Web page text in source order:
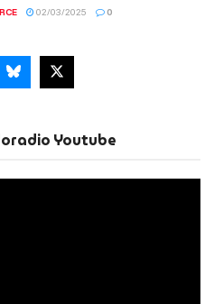
02/03/2025 0
Youtube